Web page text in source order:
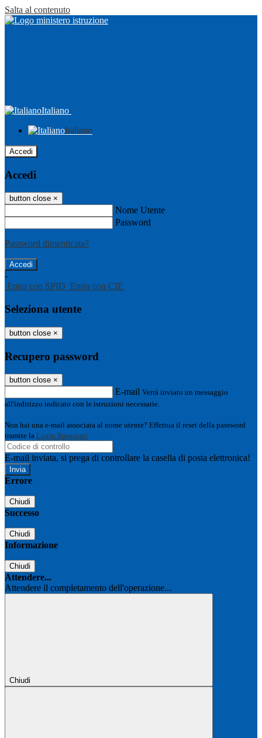
Salta al contenuto
Italiano
Italiano
Accedi
Accedi
button close ×
Nome Utente
Password
Password dimenticata?
-
Entra con SPID Entra con CIE
Seleziona utente
button close ×
Recupero password
button close ×
E-mail Verrà inviato un messaggio
all'indirizzo indicato con le istruzioni necessarie.
Non hai una e-mail associata al nome utente? Effettua il reset della password
tramite la Login Spaggiari
E-mail inviata, si prega di controllare la casella di posta elettronica!
Errore
Chiudi
Successo
Chiudi
Informazione
Chiudi
Attendere...
Attendere il completamento dell'operazione...
Chiudi